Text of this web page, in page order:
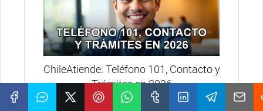
ChileAtiende: Teléfono 101, Contacto y
Trámites en 2026